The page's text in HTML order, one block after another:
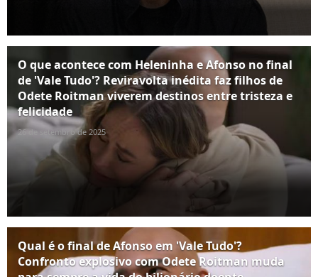
O que acontece com Heleninha e Afonso no final
de 'Vale Tudo'? Reviravolta inédita faz filhos de
Odete Roitman viverem destinos entre tristeza e
felicidade
26 de setembro de 2025
Qual é o final de Afonso em 'Vale Tudo'?
Confronto explosivo com Odete Roitman muda